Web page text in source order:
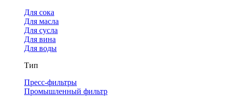
Для сока
Для масла
Для сусла
Для вина
Для воды
Тип
Пресс-фильтры
Промышленный фильтр